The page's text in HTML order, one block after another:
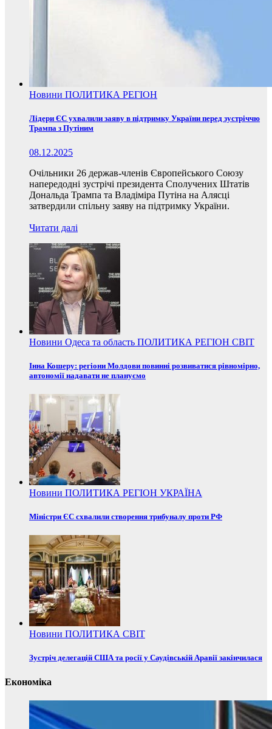
Новини ПОЛИТИКА РЕГІОН
Лідери ЄС ухвалили заяву в підтримку України перед зустріччю
Трампа з Путіним
08.12.2025
Очільники 26 держав-членів Європейського Союзу
напередодні зустрічі президента Сполучених Штатів
Дональда Трампа та Владіміра Путіна на Алясці
затвердили спільну заяву на підтримку України.
Читати далі
Новини Одеса та область ПОЛИТИКА РЕГІОН СВІТ
Інна Кошеру: регіони Молдови повинні розвиватися рівномірно,
автономії надавати не плануємо
Новини ПОЛИТИКА РЕГІОН УКРАЇНА
Міністри ЄС схвалили створення трибуналу проти РФ
Новини ПОЛИТИКА СВІТ
Зустріч делегацій США та росії у Саудівській Аравії закінчилася
Економіка